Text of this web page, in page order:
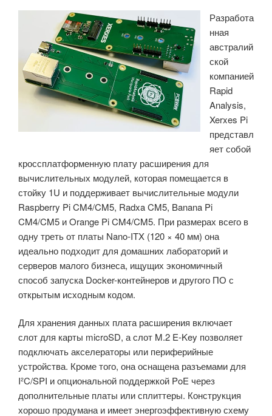
скорость
обработки
LLM
VLM»
Разработа
нная
австралий
ской
компанией
Rapid
Analysis,
Xerxes Pi
представл
яет собой
кроссплатформенную плату расширения для
вычислительных модулей, которая помещается в
стойку 1U и поддерживает вычислительные модули
Raspberry Pi CM4/CM5, Radxa CM5, Banana Pi
CM4/CM5 и Orange Pi CM4/CM5. При размерах всего в
одну треть от платы Nano-ITX (120 × 40 мм) она
идеально подходит для домашних лабораторий и
серверов малого бизнеса, ищущих экономичный
способ запуска Docker-контейнеров и другого ПО с
открытым исходным кодом.
Для хранения данных плата расширения включает
слот для карты microSD, а слот M.2 E-Key позволяет
подключать акселераторы или периферийные
устройства. Кроме того, она оснащена разъемами для
I²C/SPI и опциональной поддержкой PoE через
дополнительные платы или сплиттеры. Конструкция
хорошо продумана и имеет энергоэффективную схему